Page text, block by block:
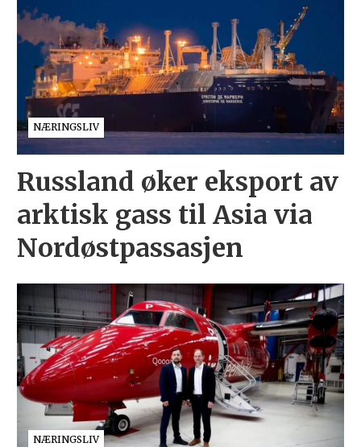
NÆRINGSLIV
Russland øker eksport av
arktisk gass til Asia via
Nordøstpassasjen
NÆRINGSLIV